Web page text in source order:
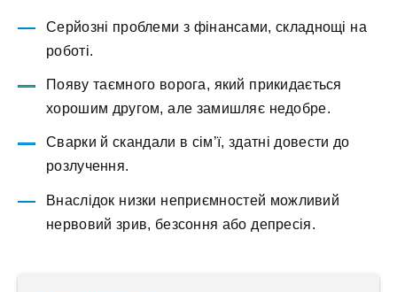
Серйозні проблеми з фінансами, складнощі на
роботі.
Появу таємного ворога, який прикидається
хорошим другом, але замишляє недобре.
Сварки й скандали в сім’ї, здатні довести до
розлучення.
Внаслідок низки неприємностей можливий
нервовий зрив, безсоння або депресія.